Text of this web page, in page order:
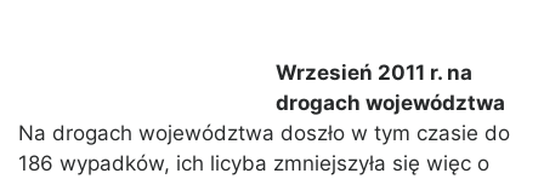
Wrzesień 2011 r. na
drogach województwa
Na drogach województwa doszło w tym czasie do
186 wypadków, ich licyba zmniejszyła się więc o